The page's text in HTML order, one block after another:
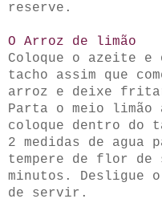
reserve.
O Arroz de limão
Coloque o azeite e
tacho assim que
arroz e deixe fritar
Parta o meio limão
coloque dentro do
2 medidas de agua
tempere de flor de
minutos. Desligue
de servir.